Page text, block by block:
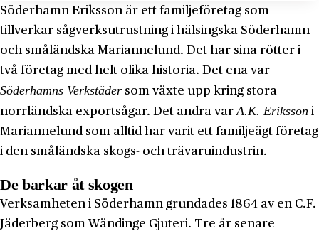
Söderhamn Eriksson är ett familjeföretag som
tillverkar sågverksutrustning i hälsingska Söderhamn
och småländska Mariannelund. Det har sina rötter i
två företag med helt olika historia. Det ena var
Söderhamns Verkstäder som växte upp kring stora
norrländska exportsågar. Det andra varA.K. Eriksson i
Mariannelund som alltid har varit ett familjeägt företag
i den småländska skogs- och trävaruindustrin.
De barkar åt skogen
Verksamheten i Söderhamn grundades 1864 av en C.F.
Jäderberg som Wändinge Gjuteri. Tre år senare